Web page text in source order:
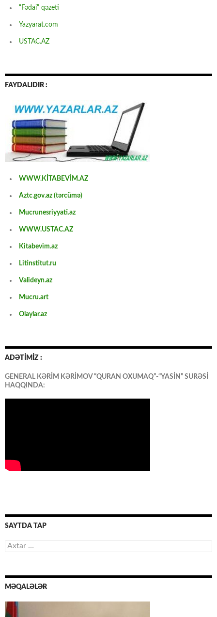
“Fədai” qəzeti
Yazyarat.com
USTAC.AZ
FAYDALIDIR :
WWW.KİTABEVİM.AZ
Aztc.gov.az (tərcümə)
Mucrunesriyyati.az
WWW.USTAC.AZ
Kitabevim.az
Litinstitut.ru
Valideyn.az
Mucru.art
Olaylar.az
ADƏTİMİZ :
GENERAL KƏRİM KƏRİMOV “QURAN OXUMAQ”-“YASİN” SURƏSİ
HAQQINDA:
SAYTDA TAP
Axtarış:
MƏQALƏLƏR